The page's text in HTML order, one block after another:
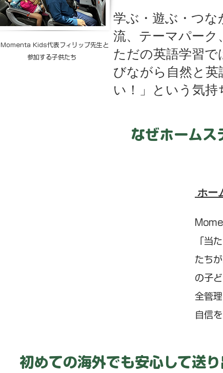
Momenta Kids代表フィリップ先生と
参加する子供たち
学ぶ・遊ぶ・つ
流、テーマパーク
ただの英語学習
びながら自然と
い！」という気持
なぜホームス
ホー
「当
たち
の子
全管
自信
初めての海外でも安心して